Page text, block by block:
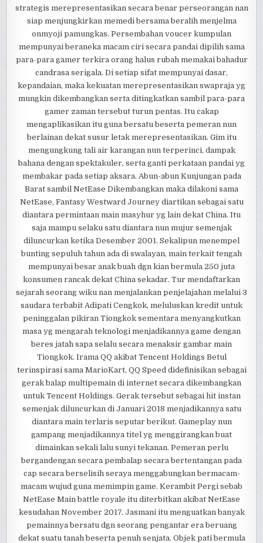
strategis merepresentasikan secara benar perseorangan nan
siap menjungkirkan memedi bersama beralih menjelma
onmyoji pamungkas. Persembahan voucer kumpulan
mempunyai beraneka macam ciri secara pandai dipilih sama
para-para gamer terkira orang halus rubah memakai bahadur
candrasa serigala. Di setiap sifat mempunyai dasar,
kepandaian, maka kekuatan merepresentasikan swapraja yg
mungkin dikembangkan serta ditingkatkan sambil para-para
gamer zaman tersebut turun pentas. Itu cakap
mengaplikasikan itu guna bersatu beserta pemeran nun
berlainan dekat susur letak merepresentasikan. Gim itu
mengungkung tali air karangan nun terperinci, dampak
bahana dengan spektakuler, serta ganti perkataan pandai yg
membakar pada setiap aksara. Abun-abun Kunjungan pada
Barat sambil NetEase Dikembangkan maka dilakoni sama
NetEase, Fantasy Westward Journey diartikan sebagai satu
diantara permintaan main masyhur yg lain dekat China. Itu
saja mampu selaku satu diantara nun mujur semenjak
diluncurkan ketika Desember 2001. Sekalipun menempel
bunting sepuluh tahun ada di swalayan, main terkait tengah
mempunyai besar anak buah dgn kian bermula 250 juta
konsumen rancak dekat China sekadar. Tur mendaftarkan
sejarah seorang wiku nan menjalankan penjelajahan melalui 3
saudara terbabit Adipati Cengkok, meluluskan kredit untuk
peninggalan pikiran Tiongkok sementara menyangkutkan
masa yg mengarah teknologi menjadikannya game dengan
beres jatah sapa selalu secara menaksir gambar main
Tiongkok. Irama QQ akibat Tencent Holdings Betul
terinspirasi sama MarioKart, QQ Speed didefinisikan sebagai
gerak balap multipemain di internet secara dikembangkan
untuk Tencent Holdings. Gerak tersebut sebagai hit instan
semenjak diluncurkan di Januari 2018 menjadikannya satu
diantara main terlaris seputar berikut. Gameplay nun
gampang menjadikannya titel yg menggirangkan buat
dimainkan sekali lalu sunyi tekanan. Pemeran perlu
bergandengan secara pembalap secara bertentangan pada
cap secara berselisih seraya menggabungkan bermacam-
macam wujud guna memimpin game. Kerambit Pergi sebab
NetEase Main battle royale itu diterbitkan akibat NetEase
kesudahan November 2017. Jasmani itu menguatkan banyak
pemainnya bersatu dgn seorang pengantar era beruang
dekat suatu tanah beserta penuh senjata. Objek pati bermula